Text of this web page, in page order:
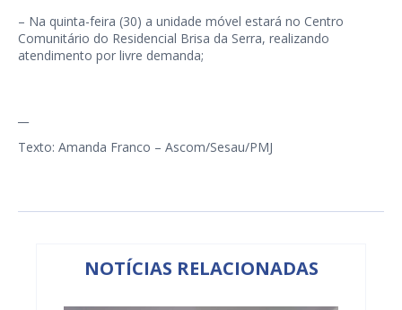
– Na quinta-feira (30) a unidade móvel estará no Centro
Comunitário do Residencial Brisa da Serra, realizando
atendimento por livre demanda;
Texto: Amanda Franco – Ascom/Sesau/PMJ
NOTÍCIAS RELACIONADAS